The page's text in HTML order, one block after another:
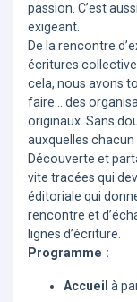
passion. C’est
exigeant.
De la rencontre
écritures
cela, nous avons
faire... des
originaux. Sans
auxquelles
Découverte et
vite tracées qui
éditoriale qui
rencontre et
lignes d’écriture.
Programme :
Accueil à